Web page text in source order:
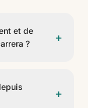
et de
?
+
+